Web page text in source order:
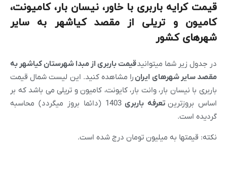
قیمت کرایه باربری با خاور، نیسان بار، کامیونت،
کامیون و تریلی از مقصد کیاشهر به سایر
شهرهای کشور
در جدول زیر شما میتوانیدقیمت باربری از مبدا شهرستان کیاشهر به
مقصد سایر شهرهای ایرانرا مشاهده کنید. این لیست شمال قیمت
باربری با نیسان بار، وانت بار، کایونت، کامیون و تریلی می باشد که بر
اساس بروزترین تعرفه باربری
1403 (دائما بروز میگردد) محاسبه
گردیده است.
نکته: قیمتها به میلیون تومان درج شده است.